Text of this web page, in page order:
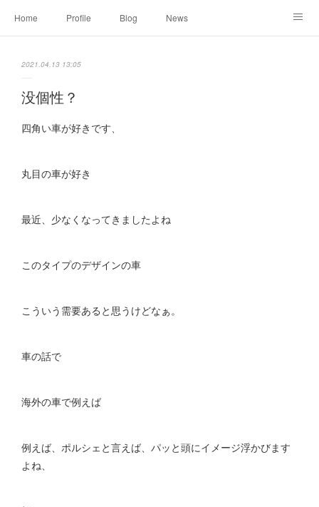
Home Profile Blog News
2021.04.13 13:05
没個性？
四角い車が好きです、
丸目の車が好き
最近、少なくなってきましたよね
このタイプのデザインの車
こういう需要あると思うけどなぁ。
車の話で
海外の車で例えば
例えば、ポルシェと言えば、パッと頭にイメージ浮かびます
よね、